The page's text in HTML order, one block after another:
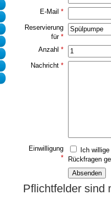
E-Mail *
Reservierung
für *
Anzahl *
Nachricht *
Einwilligung
*
Ich
Rückfragen
Pflichtfelder sind